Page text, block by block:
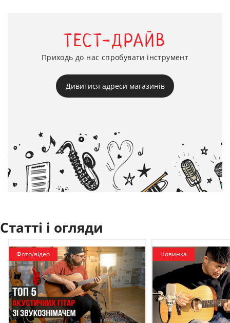
ТЕСТ-ДРАЙВ
Приходь до нас спробувати інструмент
Дивитися адреси магазинів
Статті і огляди
Фото/відео Новинка